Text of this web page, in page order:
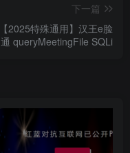
下一篇
【2025特殊通用】汉王e脸
通 queryMeetingFile SQLi